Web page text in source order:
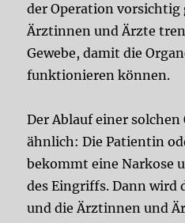
der Operation vorsichtig
Ärztinnen und Ärzte
Gewebe, damit die
funktionieren können.
Der Ablauf einer
ähnlich: Die Patientin
bekommt eine Narkose
des Eingriffs. Dann wird
und die Ärztinnen und